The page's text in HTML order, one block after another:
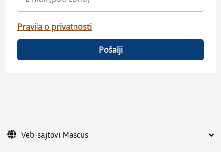
Pravila o privatnosti
Pošalji
Veb-sajtovi Mascus